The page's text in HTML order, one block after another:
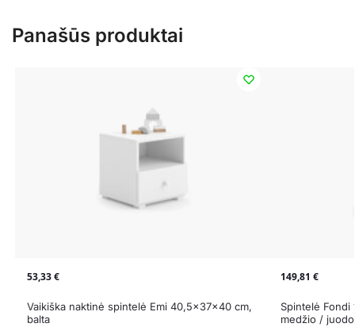
Panašūs produktai
53,33€
Vaikiška naktinė spintelė Emi 40,5x37x40 cm,
balta
149,81 €
Spintelė Fondi
medžio /